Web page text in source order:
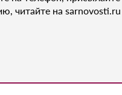
читайте на sarnovosti.ru